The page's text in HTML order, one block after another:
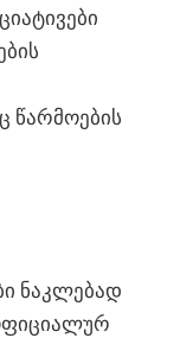
წარმოების
ნაკლებად